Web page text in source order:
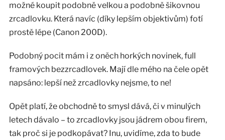
možné koupit podobně velkou a podobně šikovnou
zrcadlovku. Která navíc (díky lepším objektivům) fotí
prostě lépe (Canon 200D).
Podobný pocit mám i z oněch horkých novinek, full
framových bezzrcadlovek. Mají dle mého na čele opět
napsáno: lepší než zrcadlovky nejsme, to ne!
Opět platí, že obchodně to smysl dává, či v minulých
letech dávalo – to zrcadlovky jsou jádrem obou firem,
tak proč si je podkopávat? Inu, uvidíme, zda to bude